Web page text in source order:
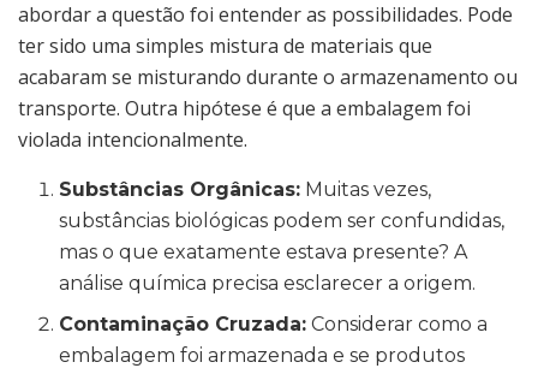
abordar a questão foi entender as possibilidades. Pode
ter sido uma simples mistura de materiais que
acabaram se misturando durante o armazenamento ou
transporte. Outra hipótese é que a embalagem foi
violada intencionalmente.
Substâncias Orgânicas: Muitas vezes,
substâncias biológicas podem ser confundidas,
mas o que exatamente estava presente? A
análise química precisa esclarecer a origem.
Contaminação Cruzada: Considerar como a
embalagem foi armazenada e se produtos